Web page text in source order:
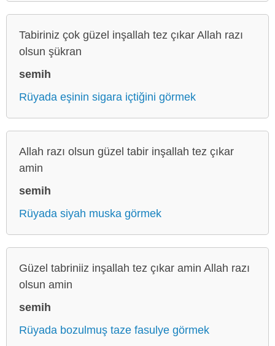
Tabiriniz çok güzel inşallah tez çıkar Allah razı
olsun şükran
semih
Rüyada eşinin sigara içtiğini görmek
Allah razı olsun güzel tabir inşallah tez çıkar
amin
semih
Rüyada siyah muska görmek
Güzel tabriniiz inşallah tez çıkar amin Allah razı
olsun amin
semih
Rüyada bozulmuş taze fasulye görmek